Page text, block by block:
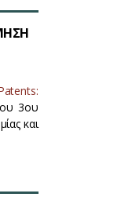
3ου
και